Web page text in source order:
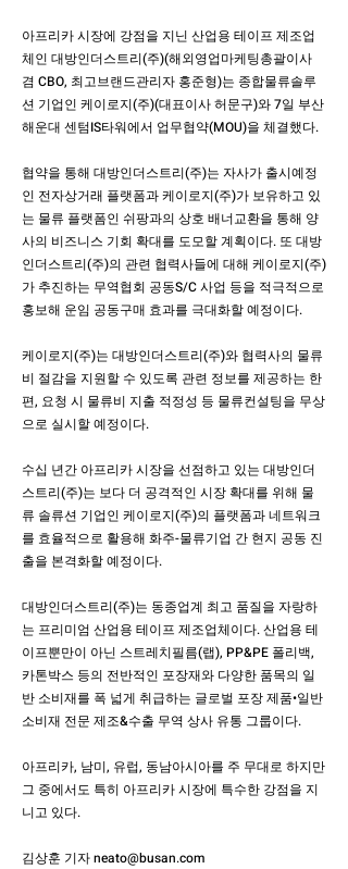
아프리카 시장에 강점을 지닌 산업용 테이프 제조업
체인 대방인더스트리(주)(해외영업마케팅총괄이사
겸 CBO, 최고브랜드관리자 홍준형)는 종합물류솔루
션 기업인 케이로지(주)(대표이사 허문구)와 7일 부산
해운대 센텀IS타워에서 업무협약(MOU)을 체결했다.
협약을 통해 대방인더스트리(주)는 자사가 출시예정
인 전자상거래 플랫폼과 케이로지(주)가 보유하고 있
는 물류 플랫폼인 쉬팡과의 상호 배너교환을 통해 양
사의 비즈니스 기회 확대를 도모할 계획이다. 또 대방
인더스트리(주)의 관련 협력사들에 대해 케이로지(주)
가 추진하는 무역협회 공동S/C 사업 등을 적극적으로
홍보해 운임 공동구매 효과를 극대화할 예정이다.
케이로지(주)는 대방인더스트리(주)와 협력사의 물류
비 절감을 지원할 수 있도록 관련 정보를 제공하는 한
편, 요청 시 물류비 지출 적정성 등 물류컨설팅을 무상
으로 실시할 예정이다.
수십 년간 아프리카 시장을 선점하고 있는 대방인더
스트리(주)는 보다 더 공격적인 시장 확대를 위해 물
류 솔류션 기업인 케이로지(주)의 플랫폼과 네트워크
를 효율적으로 활용해 화주-물류기업 간 현지 공동 진
출을 본격화할 예정이다.
대방인더스트리(주)는 동종업계 최고 품질을 자랑하
는 프리미엄 산업용 테이프 제조업체이다. 산업용 테
이프뿐만이 아닌 스트레치필름(랩), PP&PE 폴리백,
카톤박스 등의 전반적인 포장재와 다양한 품목의 일
반 소비재를 폭 넓게 취급하는 글로벌 포장 제품•일반
소비재 전문 제조&수출 무역 상사 유통 그룹이다.
아프리카, 남미, 유럽, 동남아시아를 주 무대로 하지만
그 중에서도 특히 아프리카 시장에 특수한 강점을 지
니고 있다.
김상훈 기자neato@busan.com